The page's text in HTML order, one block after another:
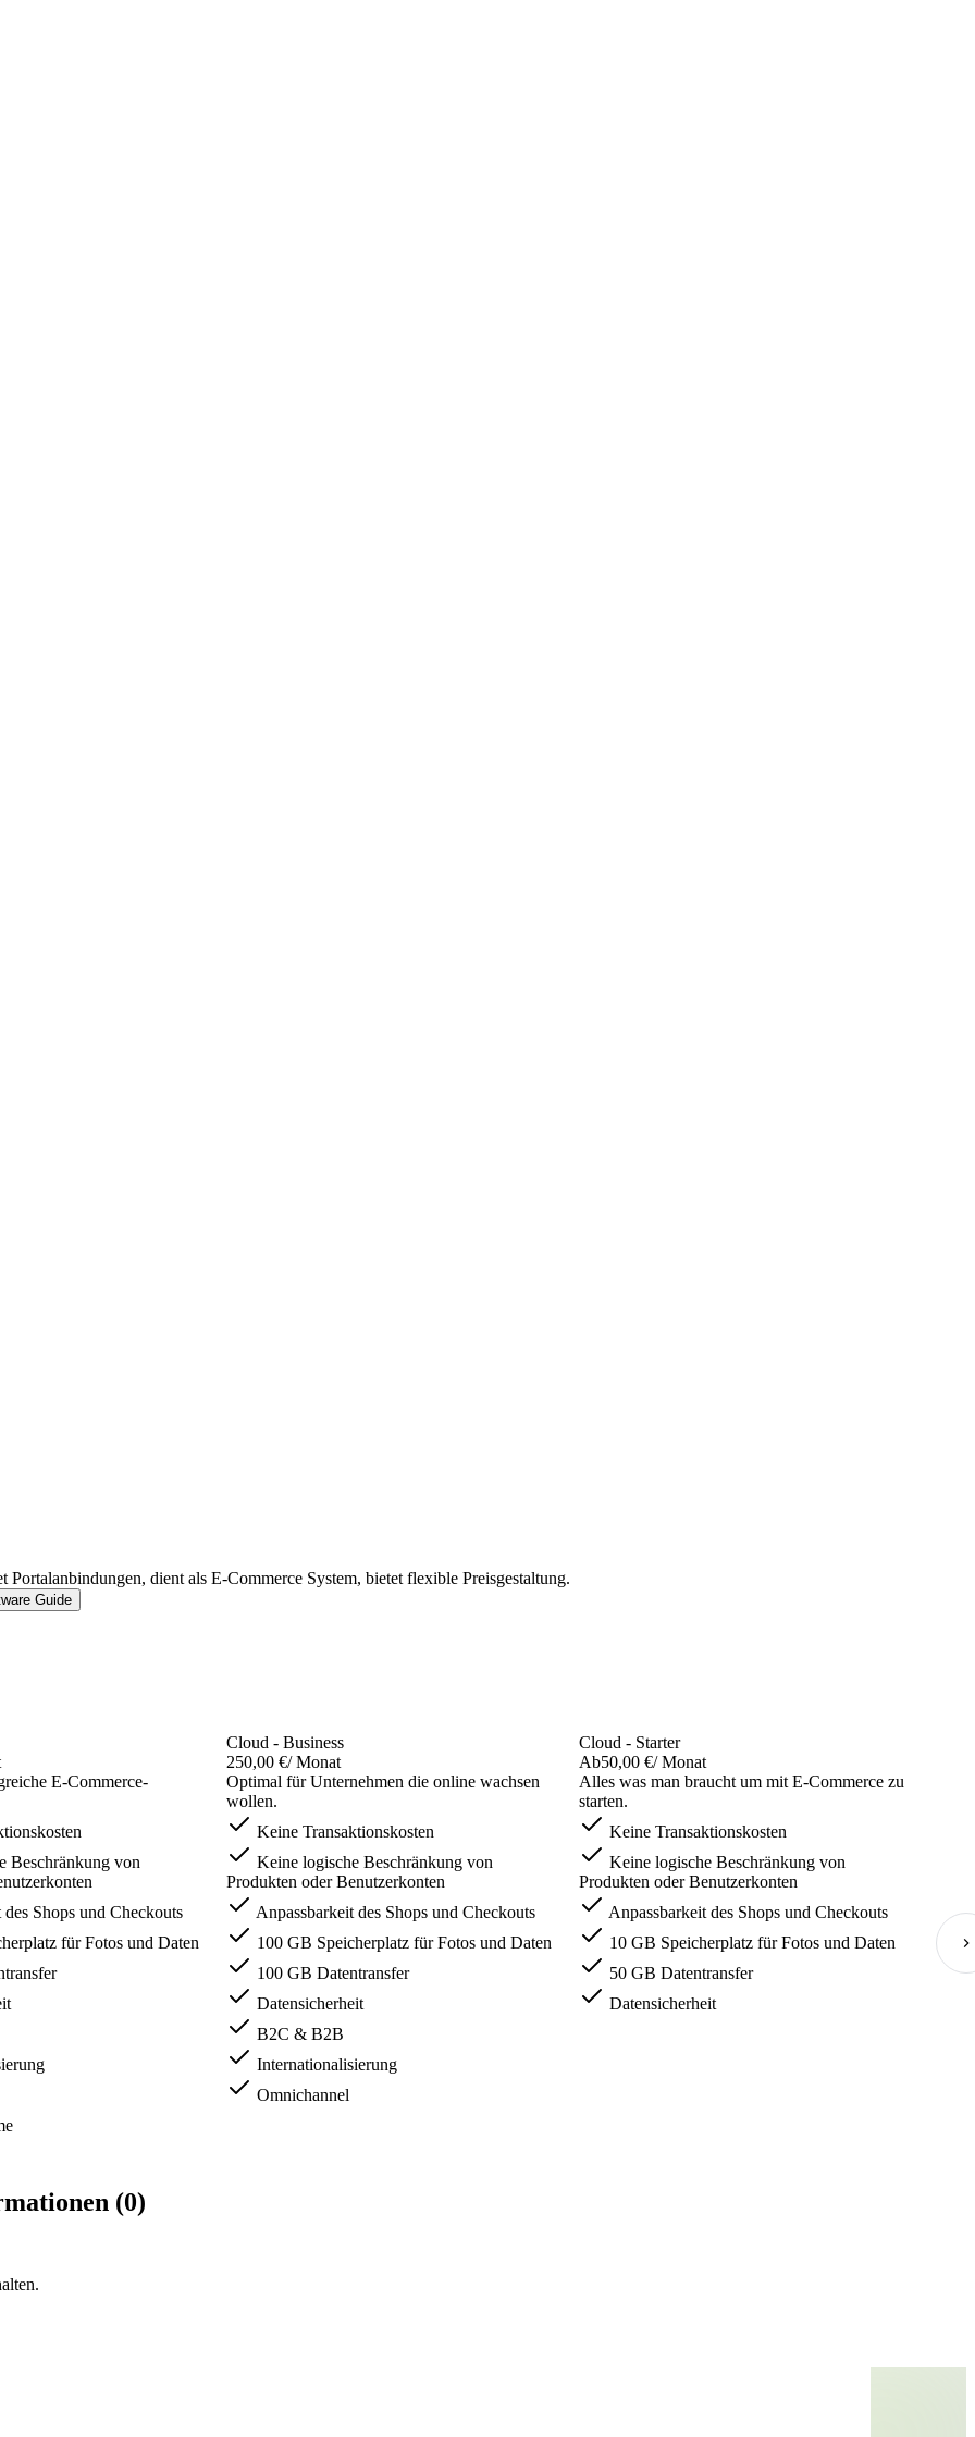
dient als E-Commerce System, bietet flexible Preisgestaltung.
Guide
E-Commerce-
Beschränkung von
Shops und Checkouts
für Fotos und Daten
Cloud - Business
250,00 €/ Monat
Optimal für Unternehmen die online wachsen
wollen.
Keine Transaktionskosten
Keine logische Beschränkung von
Produkten oder Benutzerkonten
Anpassbarkeit des Shops und Checkouts
100 GB Speicherplatz für Fotos und Daten
100 GB Datentransfer
Datensicherheit
B2C & B2B
Internationalisierung
Omnichannel
Cloud - Starter
Ab50,00 €/ Monat
Alles was man braucht um mit E-Commerce zu
starten.
Keine Transaktionskosten
Keine logische Beschränkung von
Produkten oder Benutzerkonten
Anpassbarkeit des Shops und Checkouts
10 GB Speicherplatz für Fotos und Daten
50 GB Datentransfer
Datensicherheit
(0)